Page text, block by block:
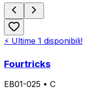
⚡ Ultime 1 disponibili!
Fourtricks
EB01-025 • C